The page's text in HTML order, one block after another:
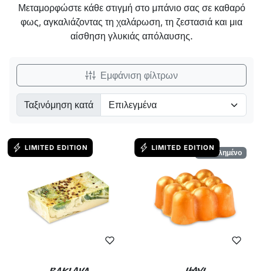
Μεταμορφώστε κάθε στιγμή στο μπάνιο σας σε καθαρό
φως, αγκαλιάζοντας τη χαλάρωση, τη ζεστασιά και μια
αίσθηση γλυκιάς απόλαυσης.
Εμφάνιση φίλτρων
Ταξινόμηση κατά
LIMITED EDITION
Εξαντλημένο
LIMITED EDITION